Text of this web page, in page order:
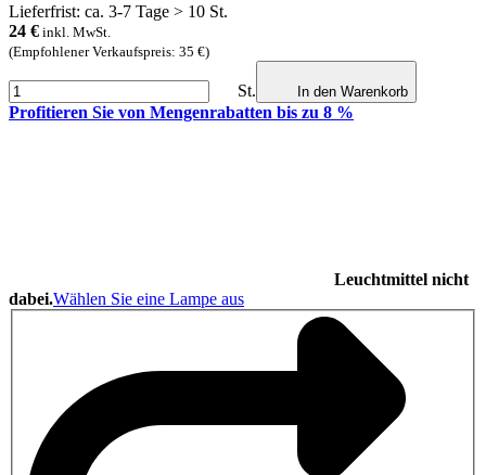
Lieferfrist: ca. 3-7 Tage > 10 St.
24 € inkl. MwSt.
(Empfohlener Verkaufspreis: 35 €)
St. In den Warenkorb
Profitieren Sie von Mengenrabatten bis zu 8 %
Leuchtmittel nicht
dabei.Wählen Sie eine Lampe aus